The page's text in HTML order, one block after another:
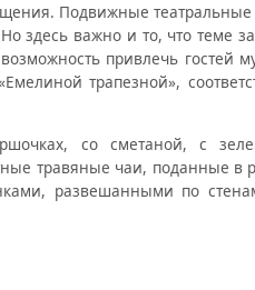
Подвижные
важно и то, что теме
привлечь гостей
трапезной»,
со сметаной, с
травяные чаи, поданные в
развешанными по